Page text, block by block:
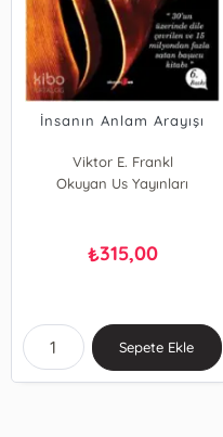
İnsanın Anlam Arayışı
Viktor E. Frankl
Okuyan Us Yayınları
₺315,00
Sepete Ekle